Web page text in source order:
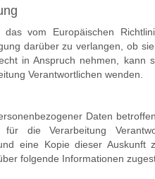
vom Europäischen
darüber zu verlangen, ob
in Anspruch nehmen,
Verantwortlichen wenden.
Daten
die Verarbeitung
eine Kopie dieser
folgende Informationen